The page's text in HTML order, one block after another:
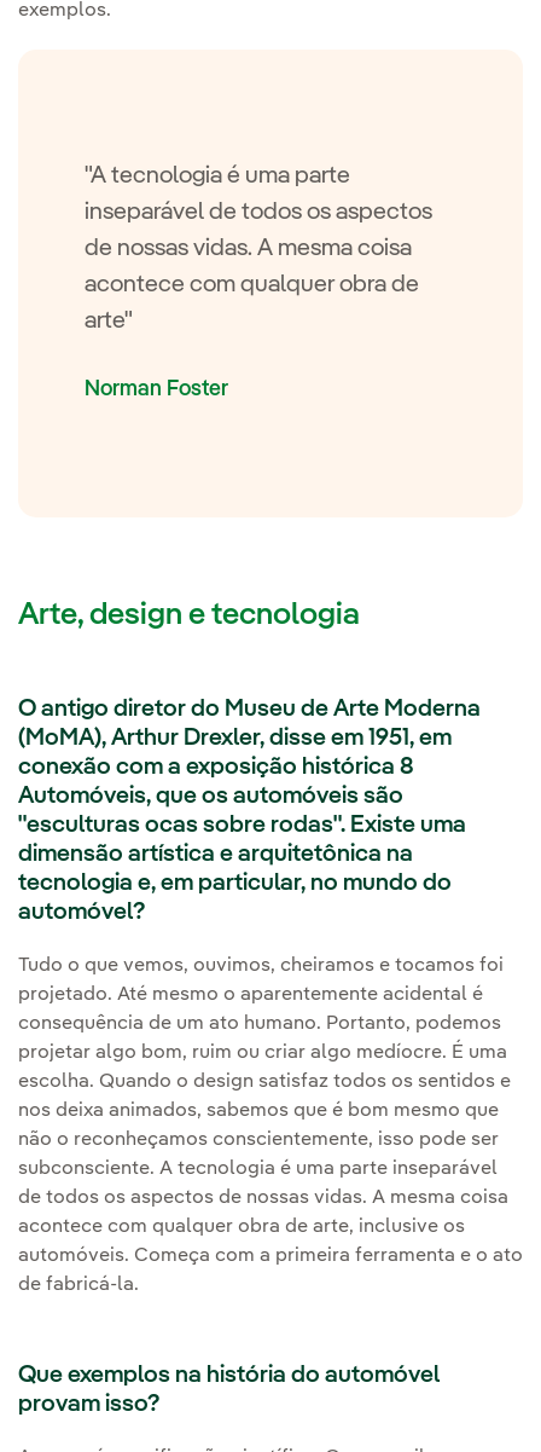
exemplos.
"A tecnologia é uma parte
inseparável de todos os aspectos
de nossas vidas. A mesma coisa
acontece com qualquer obra de
arte"
Norman Foster
Arte, design e tecnologia
O antigo diretor do Museu de Arte Moderna
(MoMA), Arthur Drexler, disse em 1951, em
conexão com a exposição histórica 8
Automóveis, que os automóveis são
"esculturas ocas sobre rodas". Existe uma
dimensão artística e arquitetônica na
tecnologia e, em particular, no mundo do
automóvel?
Tudo o que vemos, ouvimos, cheiramos e tocamos foi
projetado. Até mesmo o aparentemente acidental é
consequência de um ato humano. Portanto, podemos
projetar algo bom, ruim ou criar algo medíocre. É uma
escolha. Quando o design satisfaz todos os sentidos e
nos deixa animados, sabemos que é bom mesmo que
não o reconheçamos conscientemente, isso pode ser
subconsciente. A tecnologia é uma parte inseparável
de todos os aspectos de nossas vidas. A mesma coisa
acontece com qualquer obra de arte, inclusive os
automóveis. Começa com a primeira ferramenta e o ato
de fabricá-la.
Que exemplos na história do automóvel
provam isso?